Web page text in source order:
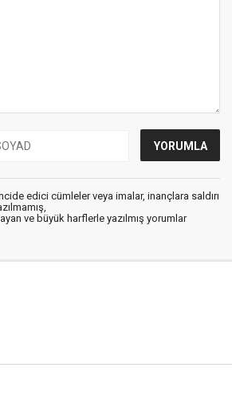
edici cümleler veya imalar, inançlara saldırı
ve büyük harflerle yazılmış yorumlar